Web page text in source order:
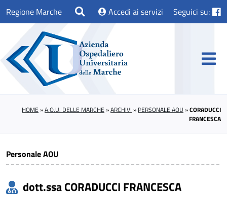
Regione Marche Accedi ai servizi Seguici su:
HOME »A.O.U. DELLE MARCHE »ARCHIVI » PERSONALE AOU »CORADUCCI
FRANCESCA
Personale AOU
dott.ssa CORADUCCI FRANCESCA